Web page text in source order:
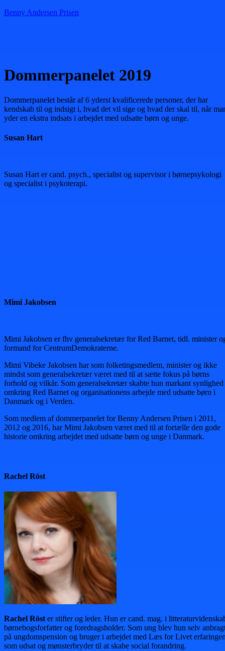
Benny Andersen Prisen
Dommerpanelet 2019
Dommerpanelet består af 6 yderst kvalificerede personer, der har
kendskab til og indsigt i, hvad det vil sige og hvad der skal til, når
yder en ekstra indsats i arbejdet med udsatte børn og unge.
Susan Hart
Susan Hart er cand. psych., specialist og supervisor i børnepsykologi
og specialist i psykoterapi.
Mimi Jakobsen
Mimi Jakobsen er fhv generalsekretær for Red Barnet, tidl. minister
formand for CentrumDemokraterne.
Mimi Vibeke Jakobsen har som folketingsmedlem, minister og ikke
mindst som generalsekretær været med til at sætte fokus på børns
forhold og vilkår. Som generalsekretær skabte hun markant synlighed
omkring Red Barnet og organisationens arbejde med udsatte børn i
Danmark og i Verden.
Som medlem af dommerpanelet for Benny Andersen Prisen i 2011,
2012 og 2016, har Mimi Jakobsen været med til at fortælle den gode
historie omkring arbejdet med udsatte børn og unge i Danmark.
Rachel Röst
Rachel Röst er stifter og leder. Hun er cand. mag. i
børnebogsforfatter og foredragsholder. Som ung blev hun selv
på ungdomspension og bruger i arbejdet med Læs for Livet
som udsat og mønsterbryder til at skabe social forandring.